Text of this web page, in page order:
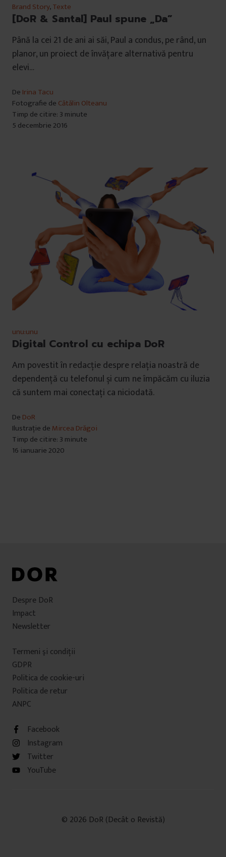
Brand Story,Texte
[DoR & Santal] Paul spune „Da”
Până la cei 21 de ani ai săi, Paul a condus, pe rând, un
planor, un proiect de învățare alternativă pentru
elevi…
De Irina Tacu
Fotografie de Cătălin Olteanu
Timp de citire: 3 minute
5 decembrie 2016
unu:unu
Digital Control cu echipa DoR
Am povestit în redacție despre relația noastră de
dependență cu telefonul și cum ne împăcăm cu iluzia
că suntem mai conectați ca niciodată.
De DoR
Ilustrație de Mircea Drăgoi
Timp de citire: 3 minute
16 ianuarie 2020
Despre DoR
Impact
Newsletter
Termeni şi condiţii
GDPR
Politica de cookie-uri
Politica de retur
ANPC
Facebook
Instagram
Twitter
YouTube
© 2026 DoR (Decât o Revistă)